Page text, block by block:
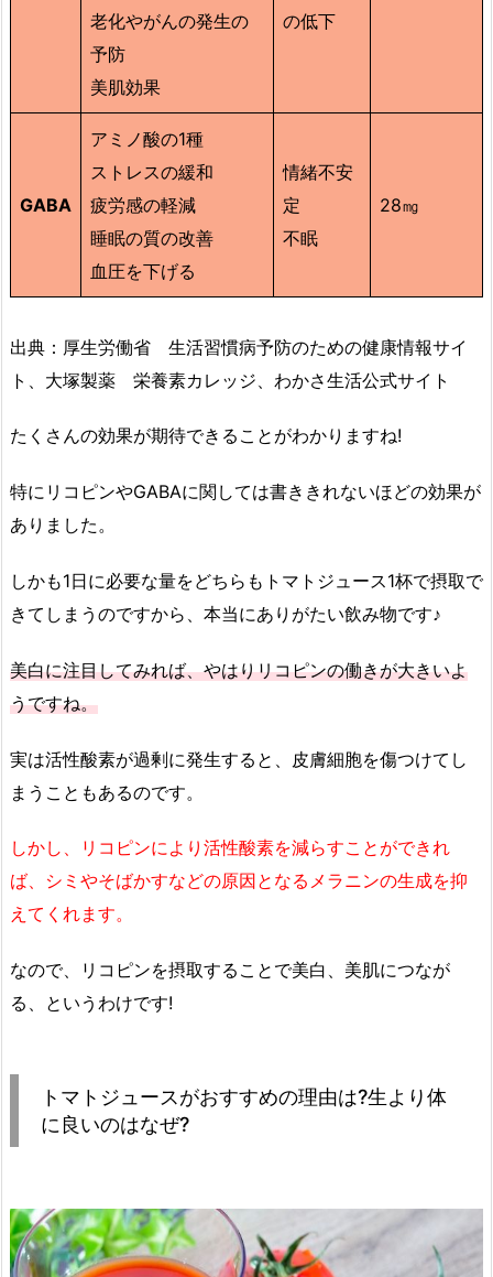
老化やがんの発生の
予防
美肌効果
の低下
GABA
アミノ酸の1種
ストレスの緩和
疲労感の軽減
睡眠の質の改善
血圧を下げる
情緒不安
定
不眠
28㎎
出典：厚生労働省 生活習慣病予防のための健康情報サイ
ト、大塚製薬 栄養素カレッジ、わかさ生活公式サイト
たくさんの効果が期待できることがわかりますね!
特にリコピンやGABAに関しては書ききれないほどの効果が
ありました。
しかも1日に必要な量をどちらもトマトジュース1杯で摂取で
きてしまうのですから、本当にありがたい飲み物です♪
美白に注目してみれば、やはりリコピンの働きが大きいよ
うですね。
実は活性酸素が過剰に発生すると、皮膚細胞を傷つけてし
まうこともあるのです。
しかし、リコピンにより活性酸素を減らすことができれ
ば、シミやそばかすなどの原因となるメラニンの生成を抑
えてくれます。
なので、リコピンを摂取することで美白、美肌につなが
る、というわけです!
トマトジュースがおすすめの理由は?生より体
に良いのはなぜ?